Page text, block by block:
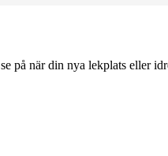
på när din nya lekplats eller